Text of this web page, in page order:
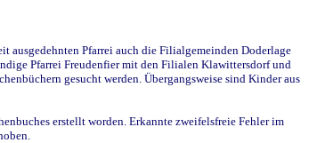
ausgedehnten Pfarrei auch die Filialgemeinden Doderlage
Pfarrei Freudenfier mit den Filialen Klawittersdorf und
gesucht werden. Übergangsweise sind Kinder aus
erstellt worden. Erkannte zweifelsfreie Fehler im